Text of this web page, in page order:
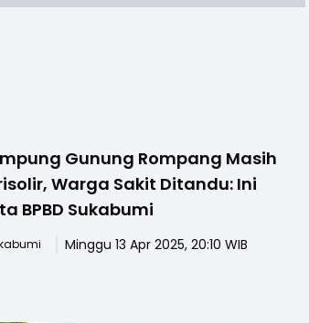
Gunung Rompang Masih
Warga Sakit Ditandu: Ini
BPBD Sukabumi
Minggu 13 Apr 2025, 20:10 WIB